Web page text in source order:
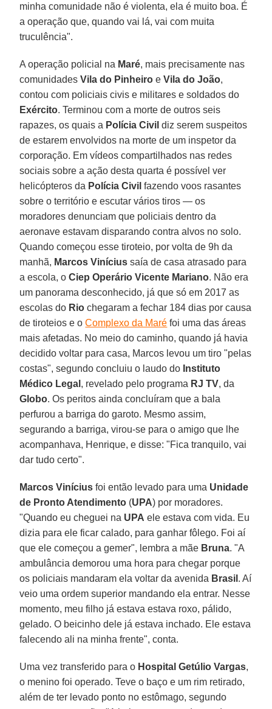
minha comunidade não é violenta, ela é muito boa. É
a operação que, quando vai lá, vai com muita
truculência".
A operação policial na Maré, mais precisamente nas
comunidadesVila do Pinheiroe Vila do João,
contou com policiais civis e militares e soldados do
Exército. Terminou com a morte de outros seis
rapazes, os quais a Polícia Civil diz serem suspeitos
de estarem envolvidos na morte de um inspetor da
corporação. Em vídeos compartilhados nas redes
sociais sobre a ação desta quarta é possível ver
helicópteros da Polícia Civil fazendo voos rasantes
sobre o território e escutar vários tiros — os
moradores denunciam que policiais dentro da
aeronave estavam disparando contra alvos no solo.
Quando começou esse tiroteio, por volta de 9h da
manhã, Marcos Vinícius saía de casa atrasado para
a escola, oCiep Operário Vicente Mariano. Não era
um panorama desconhecido, já que só em 2017 as
escolas do Rio chegaram a fechar 184 dias por causa
de tiroteios e oComplexo da Maré foi uma das áreas
mais afetadas. No meio do caminho, quando já havia
decidido voltar para casa, Marcos levou um tiro "pelas
costas", segundo concluiu o laudo do Instituto
Médico Legal , revelado pelo programa RJ TV, da
Globo. Os peritos ainda concluíram que a bala
perfurou a barriga do garoto. Mesmo assim,
segurando a barriga, virou-se para o amigo que lhe
acompanhava, Henrique, e disse: "Fica tranquilo, vai
dar tudo certo".
Marcos Vinícius foi então levado para uma Unidade
de Pronto Atendimento (UPA) por moradores.
"Quando eu cheguei na UPA ele estava com vida. Eu
dizia para ele ficar calado, para ganhar fôlego. Foi aí
que ele começou a gemer", lembra a mãe Bruna. "A
ambulância demorou uma hora para chegar porque
os policiais mandaram ela voltar da avenida Brasil . Aí
veio uma ordem superior mandando ela entrar. Nesse
momento, meu filho já estava estava roxo, pálido,
gelado. O beicinho dele já estava inchado. Ele estava
falecendo ali na minha frente", conta.
Uma vez transferido para o Hospital Getúlio Vargas,
o menino foi operado. Teve o baço e um rim retirado,
além de ter levado ponto no estômago, segundo